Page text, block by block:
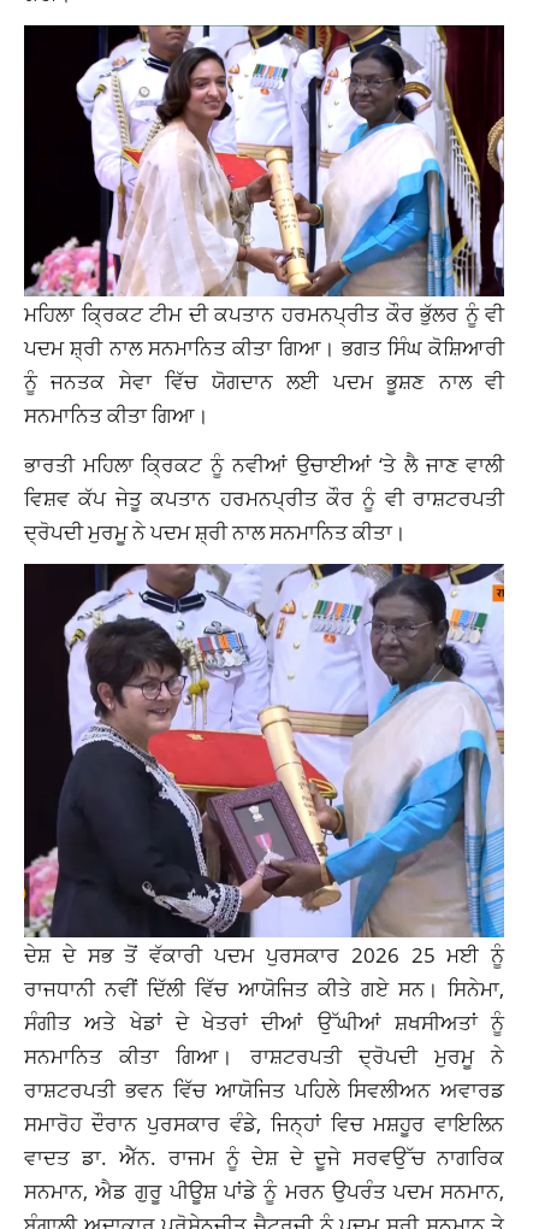
ਮਹਿਲਾ ਕ੍ਰਿਕਟ ਟੀਮ ਦੀ ਕਪਤਾਨ ਹਰਮਨਪ੍ਰੀਤ ਕੌਰ ਭੁੱਲਰ ਨੂੰ ਵੀ
ਪਦਮ ਸ਼੍ਰੀ ਨਾਲ ਸਨਮਾਨਿਤ ਕੀਤਾ ਗਿਆ। ਭਗਤ ਸਿੰਘ ਕੋਸ਼ਿਆਰੀ
ਨੂੰ ਜਨਤਕ ਸੇਵਾ ਵਿੱਚ ਯੋਗਦਾਨ ਲਈ ਪਦਮ ਭੂਸ਼ਣ ਨਾਲ ਵੀ
ਸਨਮਾਨਿਤ ਕੀਤਾ ਗਿਆ।
ਭਾਰਤੀ ਮਹਿਲਾ ਕ੍ਰਿਕਟ ਨੂੰ ਨਵੀਆਂ ਉਚਾਈਆਂ ‘ਤੇ ਲੈ ਜਾਣ ਵਾਲੀ
ਵਿਸ਼ਵ ਕੱਪ ਜੇਤੂ ਕਪਤਾਨ ਹਰਮਨਪ੍ਰੀਤ ਕੌਰ ਨੂੰ ਵੀ ਰਾਸ਼ਟਰਪਤੀ
ਦ੍ਰੋਪਦੀ ਮੁਰਮੂ ਨੇ ਪਦਮ ਸ਼੍ਰੀ ਨਾਲ ਸਨਮਾਨਿਤ ਕੀਤਾ।
ਦੇਸ਼ ਦੇ ਸਭ ਤੋਂ ਵੱਕਾਰੀ ਪਦਮ ਪੁਰਸਕਾਰ 2026 25 ਮਈ ਨੂੰ
ਰਾਜਧਾਨੀ ਨਵੀਂ ਦਿੱਲੀ ਵਿੱਚ ਆਯੋਜਿਤ ਕੀਤੇ ਗਏ ਸਨ। ਸਿਨੇਮਾ,
ਸੰਗੀਤ ਅਤੇ ਖੇਡਾਂ ਦੇ ਖੇਤਰਾਂ ਦੀਆਂ ਉੱਘੀਆਂ ਸ਼ਖਸੀਅਤਾਂ ਨੂੰ
ਸਨਮਾਨਿਤ ਕੀਤਾ ਗਿਆ। ਰਾਸ਼ਟਰਪਤੀ ਦ੍ਰੋਪਦੀ ਮੁਰਮੂ ਨੇ
ਰਾਸ਼ਟਰਪਤੀ ਭਵਨ ਵਿੱਚ ਆਯੋਜਿਤ ਪਹਿਲੇ ਸਿਵਲੀਅਨ ਅਵਾਰਡ
ਸਮਾਰੋਹ ਦੌਰਾਨ ਪੁਰਸਕਾਰ ਵੰਡੇ, ਜਿਨ੍ਹਾਂ ਵਿਚ ਮਸ਼ਹੂਰ ਵਾਇਲਿਨ
ਵਾਦਤ ਡਾ. ਐੱਨ. ਰਾਜਮ ਨੂੰ ਦੇਸ਼ ਦੇ ਦੂਜੇ ਸਰਵਉੱਚ ਨਾਗਰਿਕ
ਸਨਮਾਨ, ਐਡ ਗੁਰੂ ਪੀਊਸ਼ ਪਾਂਡੇ ਨੂੰ ਮਰਨ ਉਪਰੰਤ ਪਦਮ ਸਨਮਾਨ,